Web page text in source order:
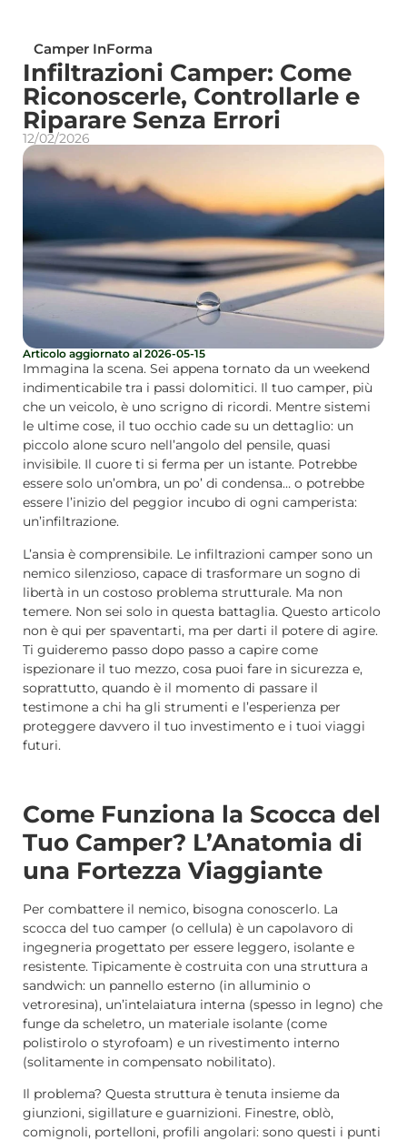
Camper InForma
Infiltrazioni Camper: Come
Riconoscerle, Controllarle e
Riparare Senza Errori
12/02/2026
Articolo aggiornato al 2026-05-15
Immagina la scena. Sei appena tornato da un weekend
indimenticabile tra i passi dolomitici. Il tuo camper, più
che un veicolo, è uno scrigno di ricordi. Mentre sistemi
le ultime cose, il tuo occhio cade su un dettaglio: un
piccolo alone scuro nell’angolo del pensile, quasi
invisibile. Il cuore ti si ferma per un istante. Potrebbe
essere solo un’ombra, un po’ di condensa… o potrebbe
essere l’inizio del peggior incubo di ogni camperista:
un’infiltrazione.
L’ansia è comprensibile. Le infiltrazioni camper sono un
nemico silenzioso, capace di trasformare un sogno di
libertà in un costoso problema strutturale. Ma non
temere. Non sei solo in questa battaglia. Questo articolo
non è qui per spaventarti, ma per darti il potere di agire.
Ti guideremo passo dopo passo a capire come
ispezionare il tuo mezzo, cosa puoi fare in sicurezza e,
soprattutto, quando è il momento di passare il
testimone a chi ha gli strumenti e l’esperienza per
proteggere davvero il tuo investimento e i tuoi viaggi
futuri.
Come Funziona la Scocca del
Tuo Camper? L’Anatomia di
una Fortezza Viaggiante
Per combattere il nemico, bisogna conoscerlo. La
scocca del tuo camper (o cellula) è un capolavoro di
ingegneria progettato per essere leggero, isolante e
resistente. Tipicamente è costruita con una struttura a
sandwich: un pannello esterno (in alluminio o
vetroresina), un’intelaiatura interna (spesso in legno) che
funge da scheletro, un materiale isolante (come
polistirolo o styrofoam) e un rivestimento interno
(solitamente in compensato nobilitato).
Il problema? Questa struttura è tenuta insieme da
giunzioni, sigillature e guarnizioni. Finestre, oblò,
comignoli, portelloni, profili angolari: sono questi i punti